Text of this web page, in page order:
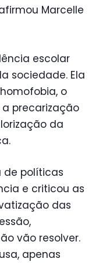
Marcelle
escolar
sociedade. Ela
o
precarização
da
de políticas
e criticou as
das
vão resolver.
apenas